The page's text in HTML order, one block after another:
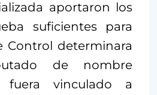
aportaron los
suficientes para
Control determinara
de nombre
fuera vinculado a